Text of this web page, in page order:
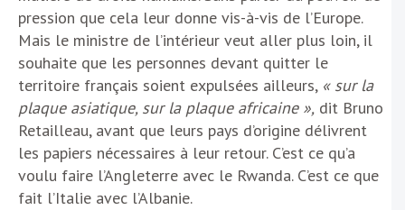
pression que cela leur donne vis-à-vis de l’Europe.
Mais le ministre de l’intérieur veut aller plus loin, il
souhaite que les personnes devant quitter le
territoire français soient expulsées ailleurs, « sur la
plaque asiatique, sur la plaque africaine », dit Bruno
Retailleau, avant que leurs pays d’origine délivrent
les papiers nécessaires à leur retour. C’est ce qu’a
voulu faire l’Angleterre avec le Rwanda. C’est ce que
fait l’Italie avec l’Albanie.